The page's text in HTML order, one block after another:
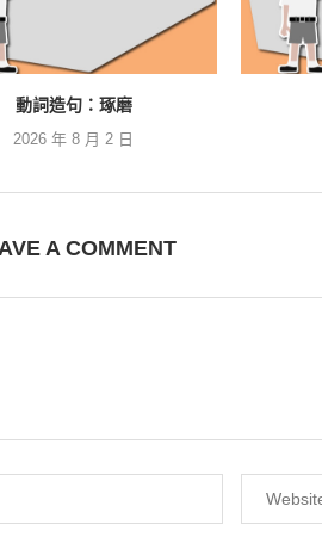
動詞造句：琢磨
2026 年 8 月 2 日
A COMMENT